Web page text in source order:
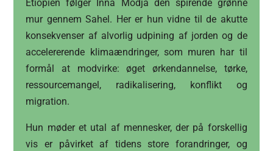
Etiopien følger Inna Modja den spirende grønne
mur gennem Sahel. Her er hun vidne til de akutte
konsekvenser af alvorlig udpining af jorden og de
accelererende klimaændringer, som muren har til
formål at modvirke: øget ørkendannelse, tørke,
ressourcemangel, radikalisering, konflikt og
migration.
Hun møder et utal af mennesker, der på forskellig
vis er påvirket af tidens store forandringer, og